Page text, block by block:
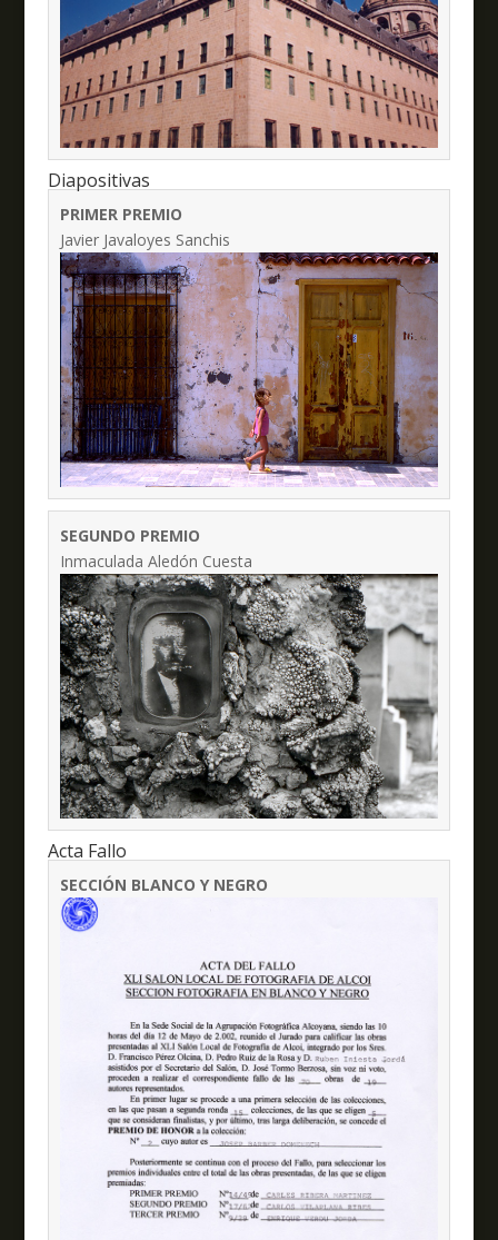
Diapositivas
PRIMER PREMIO
Javier Javaloyes Sanchis
SEGUNDO PREMIO
Inmaculada Aledón Cuesta
Acta Fallo
SECCIÓN BLANCO Y NEGRO